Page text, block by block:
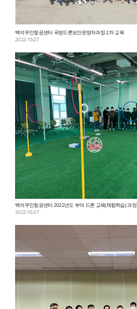
백석무인항공센터 국방드론보안운영자과정 2차 교육
2022-10-27
백석무인항공센터 2022년도 부여 드론 교육(체험학습) 과정
2022-10-27